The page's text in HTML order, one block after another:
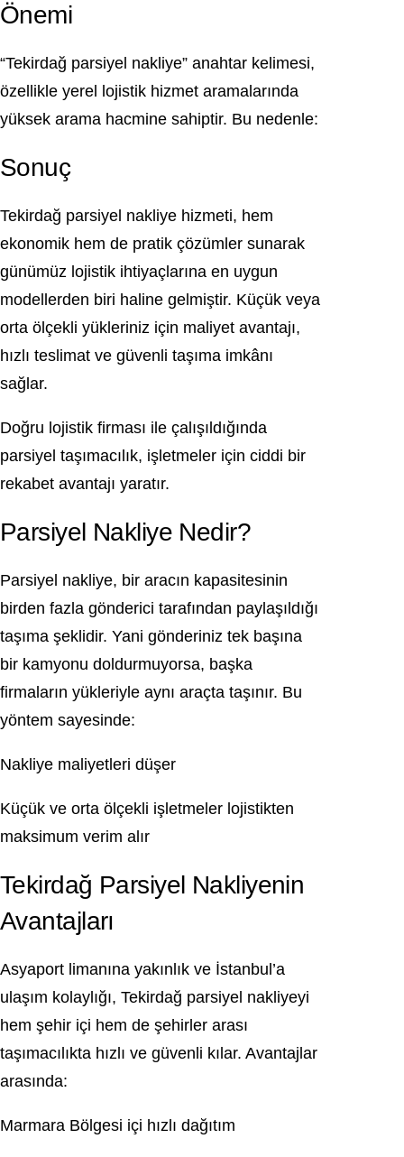
Önemi
“Tekirdağ parsiyel nakliye” anahtar kelimesi,
özellikle yerel lojistik hizmet aramalarında
yüksek arama hacmine sahiptir. Bu nedenle:
Sonuç
Tekirdağ parsiyel nakliye hizmeti, hem
ekonomik hem de pratik çözümler sunarak
günümüz lojistik ihtiyaçlarına en uygun
modellerden biri haline gelmiştir. Küçük veya
orta ölçekli yükleriniz için maliyet avantajı,
hızlı teslimat ve güvenli taşıma imkânı
sağlar.
Doğru lojistik firması ile çalışıldığında
parsiyel taşımacılık, işletmeler için ciddi bir
rekabet avantajı yaratır.
Parsiyel Nakliye Nedir?
Parsiyel nakliye, bir aracın kapasitesinin
birden fazla gönderici tarafından paylaşıldığı
taşıma şeklidir. Yani gönderiniz tek başına
bir kamyonu doldurmuyorsa, başka
firmaların yükleriyle aynı araçta taşınır. Bu
yöntem sayesinde:
Nakliye maliyetleri düşer
Küçük ve orta ölçekli işletmeler lojistikten
maksimum verim alır
Tekirdağ Parsiyel Nakliyenin
Avantajları
Asyaport limanına yakınlık ve İstanbul’a
ulaşım kolaylığı, Tekirdağ parsiyel nakliyeyi
hem şehir içi hem de şehirler arası
taşımacılıkta hızlı ve güvenli kılar. Avantajlar
arasında:
Marmara Bölgesi içi hızlı dağıtım